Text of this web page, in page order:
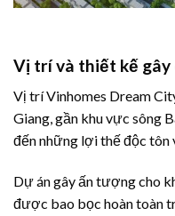
Vị trí và thiết kế gây
Vị trí Vinhomes Dream
Giang, gần khu vực sông
đến những lợi thế độc tôn
Dự án gây ấn tượng cho
được bao bọc hoàn toàn